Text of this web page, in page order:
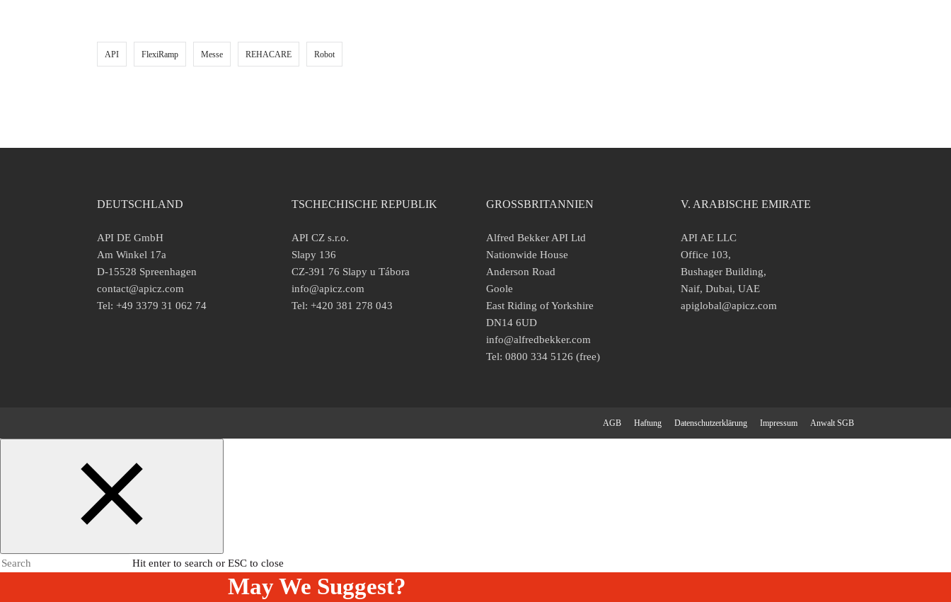
API FlexiRamp Messe REHACARE Robot
DEUTSCHLAND
API DE GmbH
Am Winkel 17a
D-15528 Spreenhagen
contact@apicz.com
Tel: +49 3379 31 062 74
TSCHECHISCHE REPUBLIK
API CZ s.r.o.
Slapy 136
CZ-391 76 Slapy u Tábora
info@apicz.com
Tel: +420 381 278 043
GROSSBRITANNIEN
Alfred Bekker API Ltd
Nationwide House
Anderson Road
Goole
East Riding of Yorkshire
DN14 6UD
info@alfredbekker.com
Tel: 0800 334 5126 (free)
V. ARABISCHE EMIRATE
API AE LLC
Office 103,
Bushager Building,
Naif, Dubai, UAE
apiglobal@apicz.com
AGB Haftung Datenschutzerklärung Impressum Anwalt SGB
Hit enter to search or ESC to close
May We Suggest?